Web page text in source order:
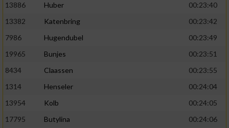
13886
Huber
00:23:40
13382
Katenbring
00:23:42
7986
Hugendubel
00:23:49
19965
Bunjes
00:23:51
8434
Claassen
00:23:55
1314
Henseler
00:24:04
13954
Kolb
00:24:05
17795
Butylina 00:24:06